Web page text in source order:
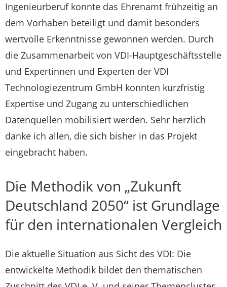
Ingenieurberuf konnte das Ehrenamt frühzeitig an
dem Vorhaben beteiligt und damit besonders
wertvolle Erkenntnisse gewonnen werden. Durch
die Zusammenarbeit von VDI-Hauptgeschäftsstelle
und Expertinnen und Experten der VDI
Technologiezentrum GmbH konnten kurzfristig
Expertise und Zugang zu unterschiedlichen
Datenquellen mobilisiert werden. Sehr herzlich
danke ich allen, die sich bisher in das Projekt
eingebracht haben.
Die Methodik von „Zukunft
Deutschland 2050“ ist Grundlage
für den internationalen Vergleich
Die aktuelle Situation aus Sicht des VDI: Die
entwickelte Methodik bildet den thematischen